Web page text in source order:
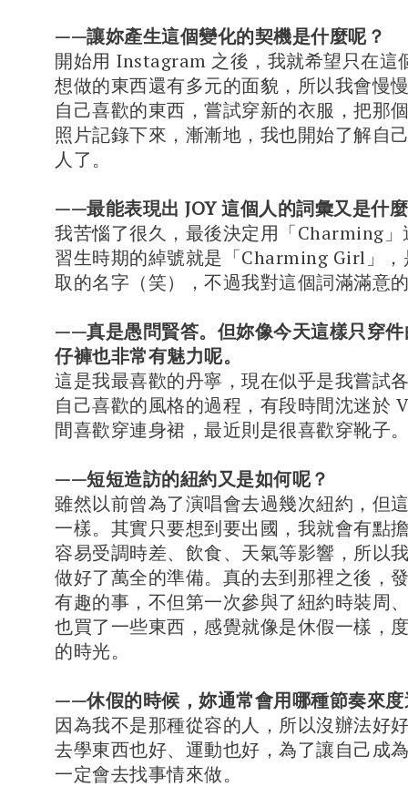
——讓妳產生這個變化的契機是什麼呢？
開始用 Instagram 之後，我就希望只在這
想做的東西還有多元的面貌，所以我會慢
自己喜歡的東西，嘗試穿新的衣服，把那
照片記錄下來，漸漸地，我也開始了解自
人了。
——最能表現出 JOY 這個人的詞彙又是什
我苦惱了很久，最後決定用「Charming
習生時期的綽號就是「Charming Girl」
取的名字（笑），不過我對這個詞滿滿意
——真是愚問賢答。但妳像今天這樣只穿
仔褲也非常有魅力呢。
這是我最喜歡的丹寧，現在似乎是我嘗試
自己喜歡的風格的過程，有段時間沈迷於
間喜歡穿連身裙，最近則是很喜歡穿靴子
——短短造訪的紐約又是如何呢？
雖然以前曾為了演唱會去過幾次紐約，但
一樣。其實只要想到要出國，我就會有點
容易受調時差、飲食、天氣等影響，所以
做好了萬全的準備。真的去到那裡之後，
有趣的事，不但第一次參與了紐約時裝周
也買了一些東西，感覺就像是休假一樣，
的時光。
——休假的時候，妳通常會用哪種節奏來度
因為我不是那種從容的人，所以沒辦法好
去學東西也好、運動也好，為了讓自己成
一定會去找事情來做。